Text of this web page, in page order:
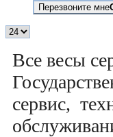
Перезвоните мне
Все весы
сервис,